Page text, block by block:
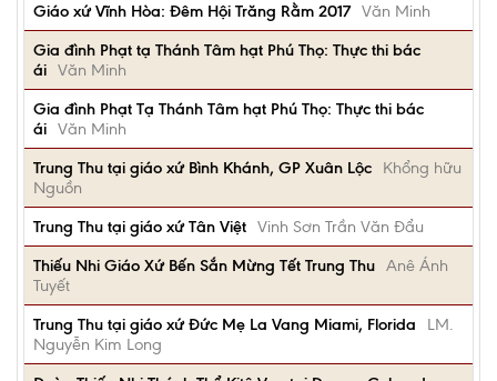
Giáo xứ Vĩnh Hòa: Đêm Hội Trăng Rằm 2017 Văn Minh
Gia đình Phạt tạ Thánh Tâm hạt Phú Thọ: Thực thi bác
ái Văn Minh
Gia đình Phạt Tạ Thánh Tâm hạt Phú Thọ: Thực thi bác
ái Văn Minh
Trung Thu tại giáo xứ Bình Khánh, GP Xuân Lộc
Khổng hữu
Nguồn
Trung Thu tại giáo xứ Tân Việt Vinh Sơn Trần Văn Đẩu
Thiếu Nhi Giáo Xứ Bến Sắn Mừng Tết Trung Thu Anê Ánh
Tuyết
Trung Thu tại giáo xứ Đức Mẹ La Vang Miami, Florida
LM.
Nguyễn Kim Long